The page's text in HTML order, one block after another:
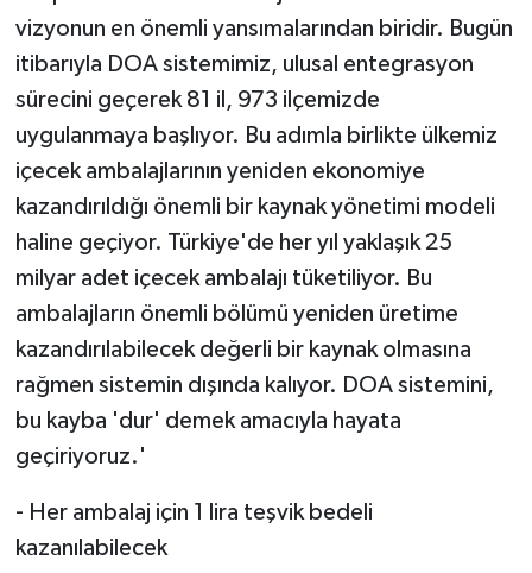
vizyonun en önemli yansımalarından biridir. Bugün
itibarıyla DOA sistemimiz, ulusal entegrasyon
sürecini geçerek 81 il, 973 ilçemizde
uygulanmaya başlıyor. Bu adımla birlikte ülkemiz
içecek ambalajlarının yeniden ekonomiye
kazandırıldığı önemli bir kaynak yönetimi modeli
haline geçiyor. Türkiye'de her yıl yaklaşık 25
milyar adet içecek ambalajı tüketiliyor. Bu
ambalajların önemli bölümü yeniden üretime
kazandırılabilecek değerli bir kaynak olmasına
rağmen sistemin dışında kalıyor. DOA sistemini,
bu kayba 'dur' demek amacıyla hayata
geçiriyoruz.'
- Her ambalaj için 1 lira teşvik bedeli
kazanılabilecek